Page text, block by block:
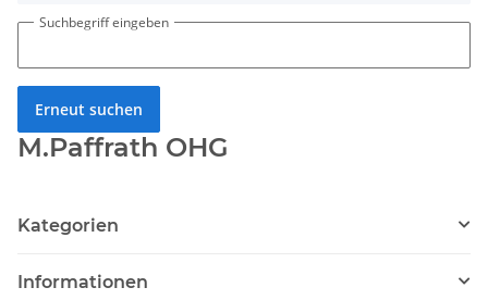
Suchbegriff eingeben
Erneut suchen
M.Paffrath OHG
Kategorien
Informationen